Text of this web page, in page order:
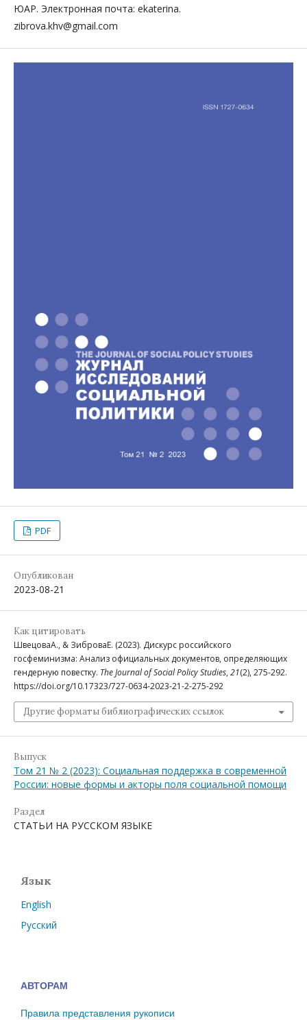
ЮАР. Электронная почта: ekaterina.
zibrova.khv@gmail.com
PDF
Опубликован
2023-08-21
Как цитировать
ШвецоваА., & ЗиброваЕ. (2023). Дискурс российского
госфеминизма: Анализ официальных документов, определяющих
гендерную повестку. The Journal of Social Policy Studies, 21(2), 275-292.
https://doi.org/10.17323/727-0634-2023-21-2-275-292
Другие форматы библиографических ссылок
Выпуск
Том 21 № 2 (2023): Социальная поддержка в современной
России: новые формы и акторы поля социальной помощи
Раздел
СТАТЬИ НА РУССКОМ ЯЗЫКЕ
Язык
English
Русский
АВТОРАМ
Правила представления рукописи